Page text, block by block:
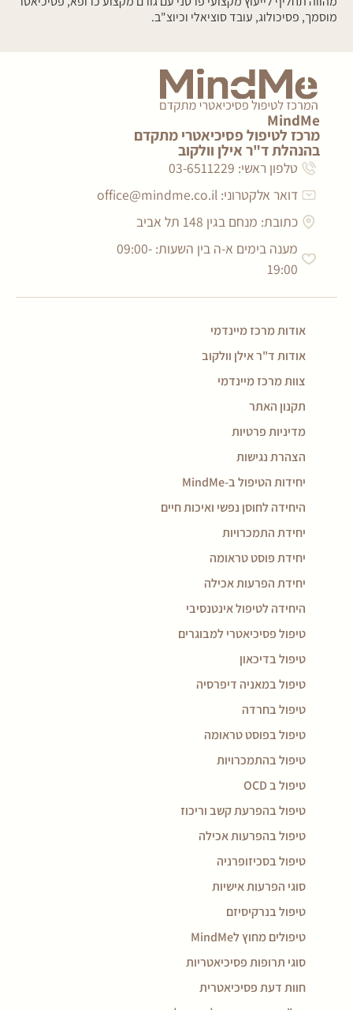
מוסמך, פסיכולוג, עובד סוציאלי וכיוצ"ב.
MindMe
מרכז לטיפול פסיכיאטרי מתקדם
בהנהלת ד"ר אילן וולקוב
טלפון ראשי: 03-6511229
דואר אלקטרוני: office@mindme.co.il
כתובת: מנחם בגין 148 תל אביב
מענה בימים א-ה בין השעות: 09:00-
19:00
אודות מרכז מיינדמי
אודות ד"ר אילן וולקוב
צוות מרכז מיינדמי
תקנון האתר
מדיניות פרטיות
הצהרת נגישות
יחידות הטיפול ב-MindMe
היחידה לחוסן נפשי ואיכות חיים
יחידת התמכרויות
יחידת פוסט טראומה
יחידת הפרעות אכילה
היחידה לטיפול אינטנסיבי
טיפול פסיכיאטרי למבוגרים
טיפול בדיכאון
טיפול במאניה דיפרסיה
טיפול בחרדה
טיפול בפוסט טראומה
טיפול בהתמכרויות
טיפול ב OCD
טיפול בהפרעת קשב וריכוז
טיפול בהפרעות אכילה
טיפול בסכיזופרניה
סוגי הפרעות אישיות
טיפול בנרקיסיזם
טיפולים מחוץ לMindMe
סוגי תרופות פסיכיאטריות
חוות דעת פסיכיאטרית